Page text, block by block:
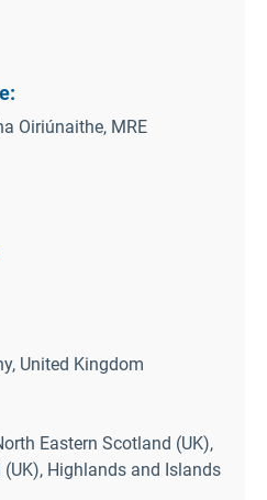
Oiriúnaithe, MRE
United Kingdom
Eastern Scotland (UK),
Highlands and Islands